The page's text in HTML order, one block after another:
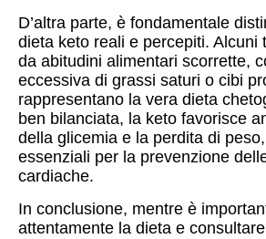
D’altra parte, è fondamentale
dieta keto reali e percepiti. Alcuni
da abitudini alimentari scorrette,
eccessiva di grassi saturi o cibi
rappresentano la vera dieta
ben bilanciata, la keto favorisce
della glicemia e la perdita di
essenziali per la prevenzione
cardiache.
In conclusione, mentre è
attentamente la dieta e